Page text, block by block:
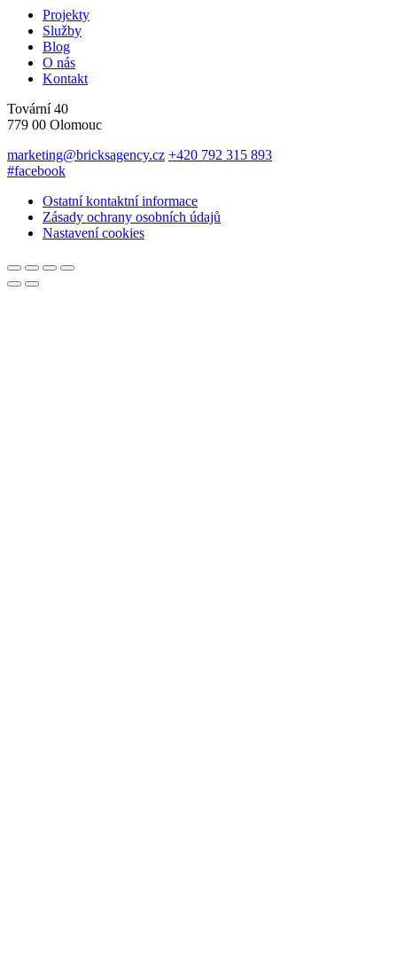
Projekty
Služby
Blog
O nás
Kontakt
Tovární 40
779 00 Olomouc
marketing@bricksagency.cz +420 792 315 893
#facebook
Ostatní kontaktní informace
Zásady ochrany osobních údajů
Nastavení cookies